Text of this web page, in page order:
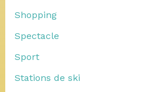
Shopping
Spectacle
Sport
Stations de ski